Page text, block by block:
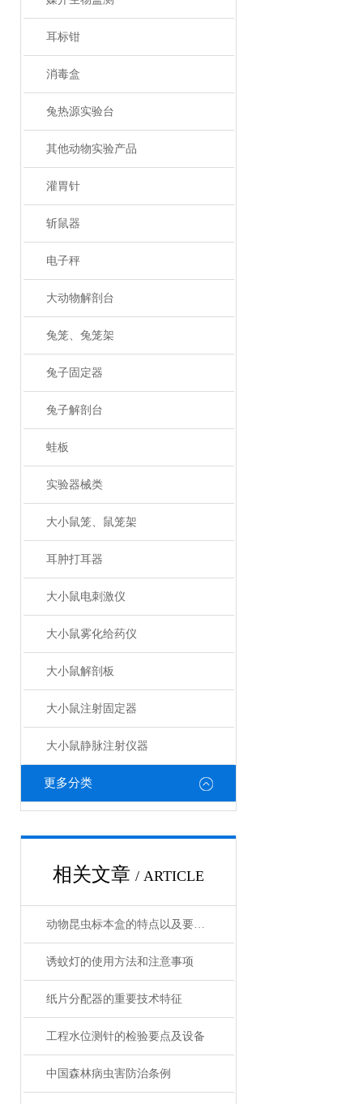
耳标钳
消毒盒
兔热源实验台
其他动物实验产品
灌胃针
斩鼠器
电子秤
大动物解剖台
兔笼、兔笼架
兔子固定器
兔子解剖台
蛙板
实验器械类
大小鼠笼、鼠笼架
耳肿打耳器
大小鼠电刺激仪
大小鼠雾化给药仪
大小鼠解剖板
大小鼠注射固定器
大小鼠静脉注射仪器
更多分类
相关文章 / ARTICLE
动物昆虫标本盒的特点以及要做的工作介绍
诱蚊灯的使用方法和注意事项
纸片分配器的重要技术特征
工程水位测针的检验要点及设备
中国森林病虫害防治条例